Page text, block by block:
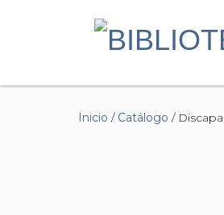
Inicio / Catálogo /